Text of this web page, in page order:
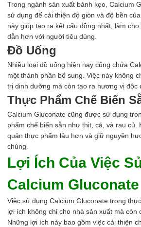
Nguyên liệu chăn nuôi
HÓA CHẤT XÂY DỰNG
Chống thấm sika
Silicone Dow Corning
Silicone KCC
Silicone Apollo
Silicone Kingbond
Silicone Shinetsu
Keo Silicone
Hóa chất khác
Giới Thiệu
Đối tác
Quy trình sản xuất
Tin tức
VMC GROUP
Ngành Hóa Chất
Tẩy Rửa Diệt Khuẩn
Ngành Thực Phẩm
Ngành Nông Nghiệp
Ngành Thủy Sản
Ngành Môi Trường
Trong ngành sản xuất bánh kẹo, Calcium
sử dụng để cải thiện độ giòn và độ bền
này giúp tạo ra kết cấu đồng nhất, làm
dẫn hơn với người tiêu dùng.
Đồ Uống
Nhiều loại đồ uống hiện nay cũng chứa
một thành phần bổ sung. Việc này không
trị dinh dưỡng mà còn tạo ra hương vị độc
Thực Phẩm Chế Biến
Calcium Gluconate cũng được sử dụng
phẩm chế biến sẵn như thịt, cá, và rau củ.
quản thực phẩm lâu hơn và giữ nguyên
chúng.
Lợi Ích Của Việc
Calcium Gluconate
Việc sử dụng Calcium Gluconate trong
lợi ích không chỉ cho nhà sản xuất mà còn
Những lợi ích này bao gồm việc cải thiện